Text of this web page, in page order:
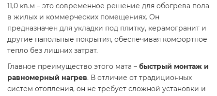
11,0 кв.м – это современное решение для обогрева пола
в жилых и коммерческих помещениях. Он
предназначен для укладки под плитку, керамогранит и
другие напольные покрытия, обеспечивая комфортное
тепло без лишних затрат.
Главное преимущество этого мата – быстрый монтаж и
равномерный нагрев. В отличие от традиционных
систем отопления, он не требует сложной установки и